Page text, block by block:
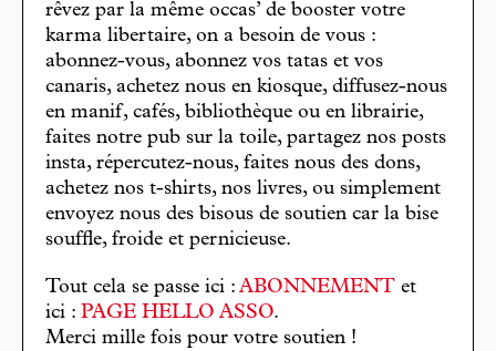
rêvez par la même occas’ de booster votre
karma libertaire, on a besoin de vous :
abonnez-vous, abonnez vos tatas et vos
canaris, achetez nous en kiosque, diffusez-nous
en manif, cafés, bibliothèque ou en librairie,
faites notre pub sur la toile, partagez nos posts
insta, répercutez-nous, faites nous des dons,
achetez nos t-shirts, nos livres, ou simplement
envoyez nous des bisous de soutien car la bise
souffle, froide et pernicieuse.
Tout cela se passe ici : ABONNEMENT et
ici : PAGE HELLO ASSO.
Merci mille fois pour votre soutien !